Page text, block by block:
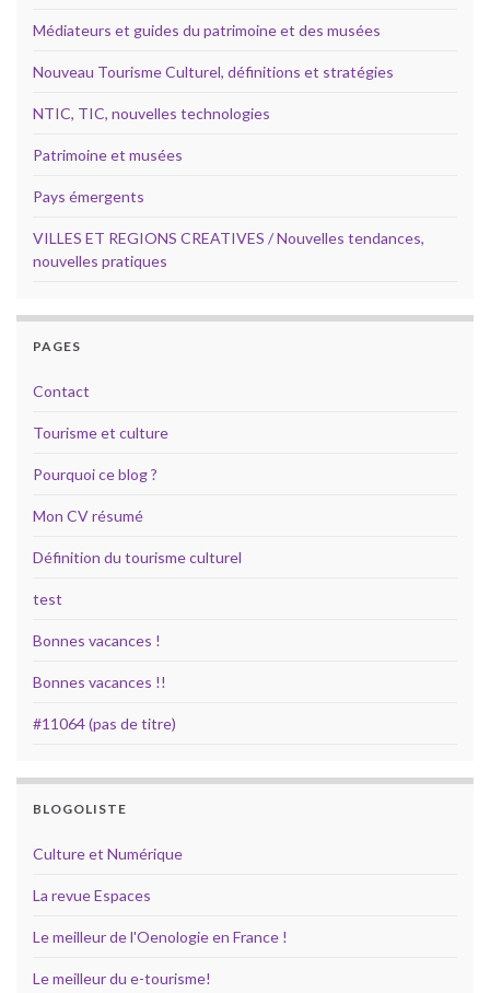
Médiateurs et guides du patrimoine et des musées
Nouveau Tourisme Culturel, définitions et stratégies
NTIC, TIC, nouvelles technologies
Patrimoine et musées
Pays émergents
VILLES ET REGIONS CREATIVES / Nouvelles tendances,
nouvelles pratiques
PAGES
Contact
Tourisme et culture
Pourquoi ce blog ?
Mon CV résumé
Définition du tourisme culturel
test
Bonnes vacances !
Bonnes vacances !!
#11064 (pas de titre)
BLOGOLISTE
Culture et Numérique
La revue Espaces
Le meilleur de l'Oenologie en France !
Le meilleur du e-tourisme!